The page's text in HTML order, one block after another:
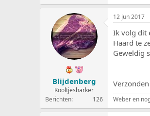
Blijdenberg
Kooltjesharker
Berichten
126
12 jun 2017
Ik volg dit
Haard te
Geweldig
Weber en